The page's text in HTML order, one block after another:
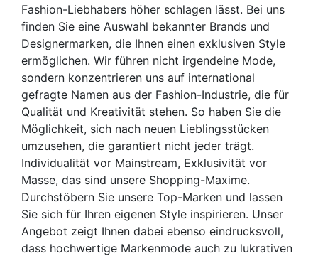
Fashion-Liebhabers höher schlagen lässt. Bei uns
finden Sie eine Auswahl bekannter Brands und
Designermarken, die Ihnen einen exklusiven Style
ermöglichen. Wir führen nicht irgendeine Mode,
sondern konzentrieren uns auf international
gefragte Namen aus der Fashion-Industrie, die für
Qualität und Kreativität stehen. So haben Sie die
Möglichkeit, sich nach neuen Lieblingsstücken
umzusehen, die garantiert nicht jeder trägt.
Individualität vor Mainstream, Exklusivität vor
Masse, das sind unsere Shopping-Maxime.
Durchstöbern Sie unsere Top-Marken und lassen
Sie sich für Ihren eigenen Style inspirieren. Unser
Angebot zeigt Ihnen dabei ebenso eindrucksvoll,
dass hochwertige Markenmode auch zu lukrativen